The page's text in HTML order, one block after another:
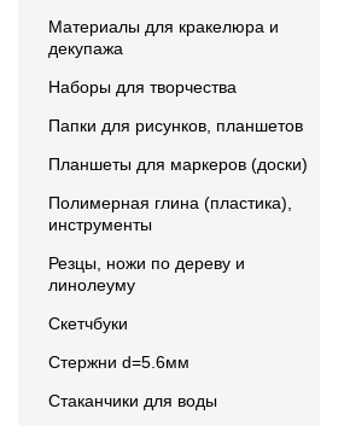
Материалы для кракелюра и
декупажа
Наборы для творчества
Папки для рисунков, планшетов
Планшеты для маркеров (доски)
Полимерная глина (пластика),
инструменты
Резцы, ножи по дереву и
линолеуму
Скетчбуки
Стержни d=5.6мм
Стаканчики для воды